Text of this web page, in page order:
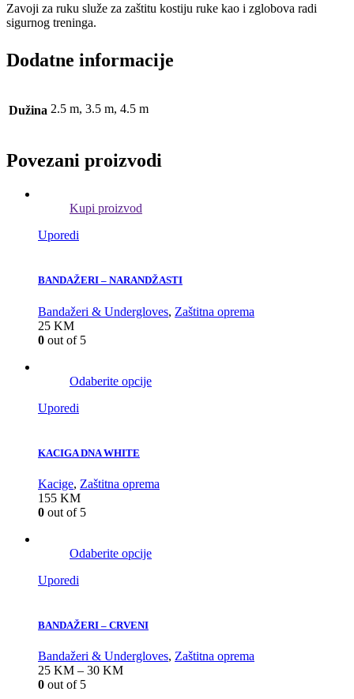
Zavoji za ruku služe za zaštitu kostiju ruke kao i zglobova radi
sigurnog treninga.
Dodatne informacije
Dužina 2.5 m, 3.5 m, 4.5 m
Povezani proizvodi
Kupi proizvod
Uporedi
BANDAŽERI – NARANDŽASTI
Bandažeri & Undergloves, Zaštitna oprema
25 KM
0 out of 5
Odaberite opcije
Uporedi
KACIGA DNA WHITE
Kacige, Zaštitna oprema
155 KM
0 out of 5
Odaberite opcije
Uporedi
BANDAŽERI – CRVENI
Bandažeri & Undergloves, Zaštitna oprema
25 KM – 30 KM
0 out of 5